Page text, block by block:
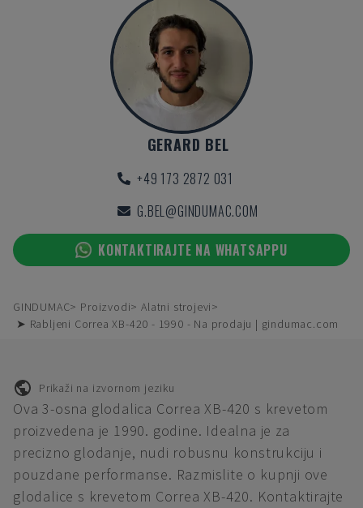
GERARD BEL
+49 173 2872 031
G.BEL@GINDUMAC.COM
KONTAKTIRAJTE NA WHATSAPPU
GINDUMAC Proizvodi
Alatni strojevi
➤ Rabljeni Correa XB-420 - 1990 - Na prodaju | gindumac.com
Prikaži na izvornom jeziku
Ova 3-osna glodalica Correa XB-420 s krevetom
proizvedena je 1990. godine. Idealna je za
precizno glodanje, nudi robusnu konstrukciju i
pouzdane performanse. Razmislite o kupnji ove
glodalice s krevetom Correa XB-420. Kontaktirajte